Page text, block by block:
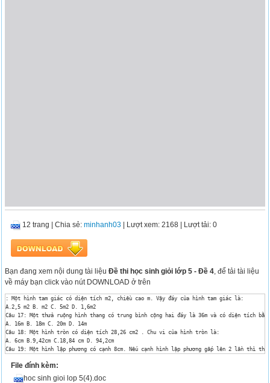
12 trang |Chia sẻ:minhanh03 | Lượt xem: 2168 | Lượt tải: 0
Bạn đang xem nội dung tài liệuĐề thi học sinh giỏi lớp 5 - Đề 4, để tải tài liệu
về máy bạn click vào nút DOWNLOAD ở trên
: Một hình tam giác có diện tích m2, chiều cao m. Vậy đáy của hình tam giác là:
A.2,5 m2 B. m2 C. 5m2 D. 1,6m2
Câu 17: Một thửa ruộng hình thang có trung bình cộng hai đáy là 36m và có diện tích
A. 16m B. 18m C. 20m D. 14m
Câu 18: Một hình tròn có diện tích 28,26 cm2 . Chu vi của hình tròn là:
A. 6cm B.9,42cm C.18,84 cm D. 94,2cm
Câu 19: Một hình lập phương có cạnh 8cm. Nếu cạnh hình lập phương gấp lên 2 lần thì
Câu 20: Khi tăng cả chiều dài và chiều rộng của một hình chữ nhật thêm 3cm thì diện
A. 28cm B. 34cm C. 33cm D. 29cm
File đính kèm:
hoc sinh gioi lop 5(4).doc